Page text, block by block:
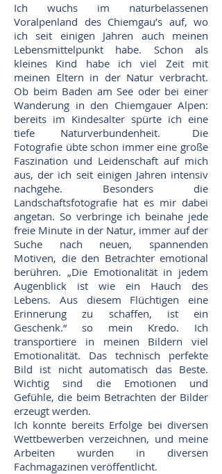
Ich wuchs im naturbelassenen
Voralpenland des Chiemgau’s auf, wo
ich seit einigen Jahren auch meinen
Lebensmittelpunkt habe. Schon als
kleines Kind habe ich viel Zeit mit
meinen Eltern in der Natur verbracht.
Ob beim Baden am See oder bei einer
Wanderung in den Chiemgauer Alpen:
bereits im Kindesalter spürte ich eine
tiefe Naturverbundenheit. Die
Fotografie übte schon immer eine große
Faszination und Leidenschaft auf mich
aus, der ich seit einigen Jahren intensiv
nachgehe. Besonders die
Landschaftsfotografie hat es mir dabei
angetan. So verbringe ich beinahe jede
freie Minute in der Natur, immer auf der
Suche nach neuen, spannenden
Motiven, die den Betrachter emotional
berühren. „Die Emotionalität in jedem
Augenblick ist wie ein Hauch des
Lebens. Aus diesem Flüchtigen eine
Erinnerung zu schaffen, ist ein
Geschenk.“ so mein Kredo. Ich
transportiere in meinen Bildern viel
Emotionalität. Das technisch perfekte
Bild ist nicht automatisch das Beste.
Wichtig sind die Emotionen und
Gefühle, die beim Betrachten der Bilder
erzeugt werden.
Ich konnte bereits Erfolge bei diversen
Wettbewerben verzeichnen, und meine
Arbeiten wurden in diversen
Fachmagazinen veröffentlicht.